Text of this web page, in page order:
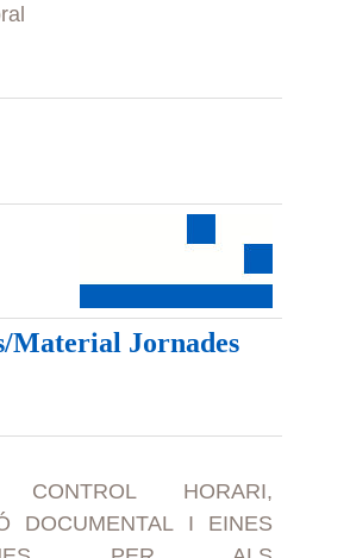
Material Jornades
HORARI,
DOCUMENTAL I EINES